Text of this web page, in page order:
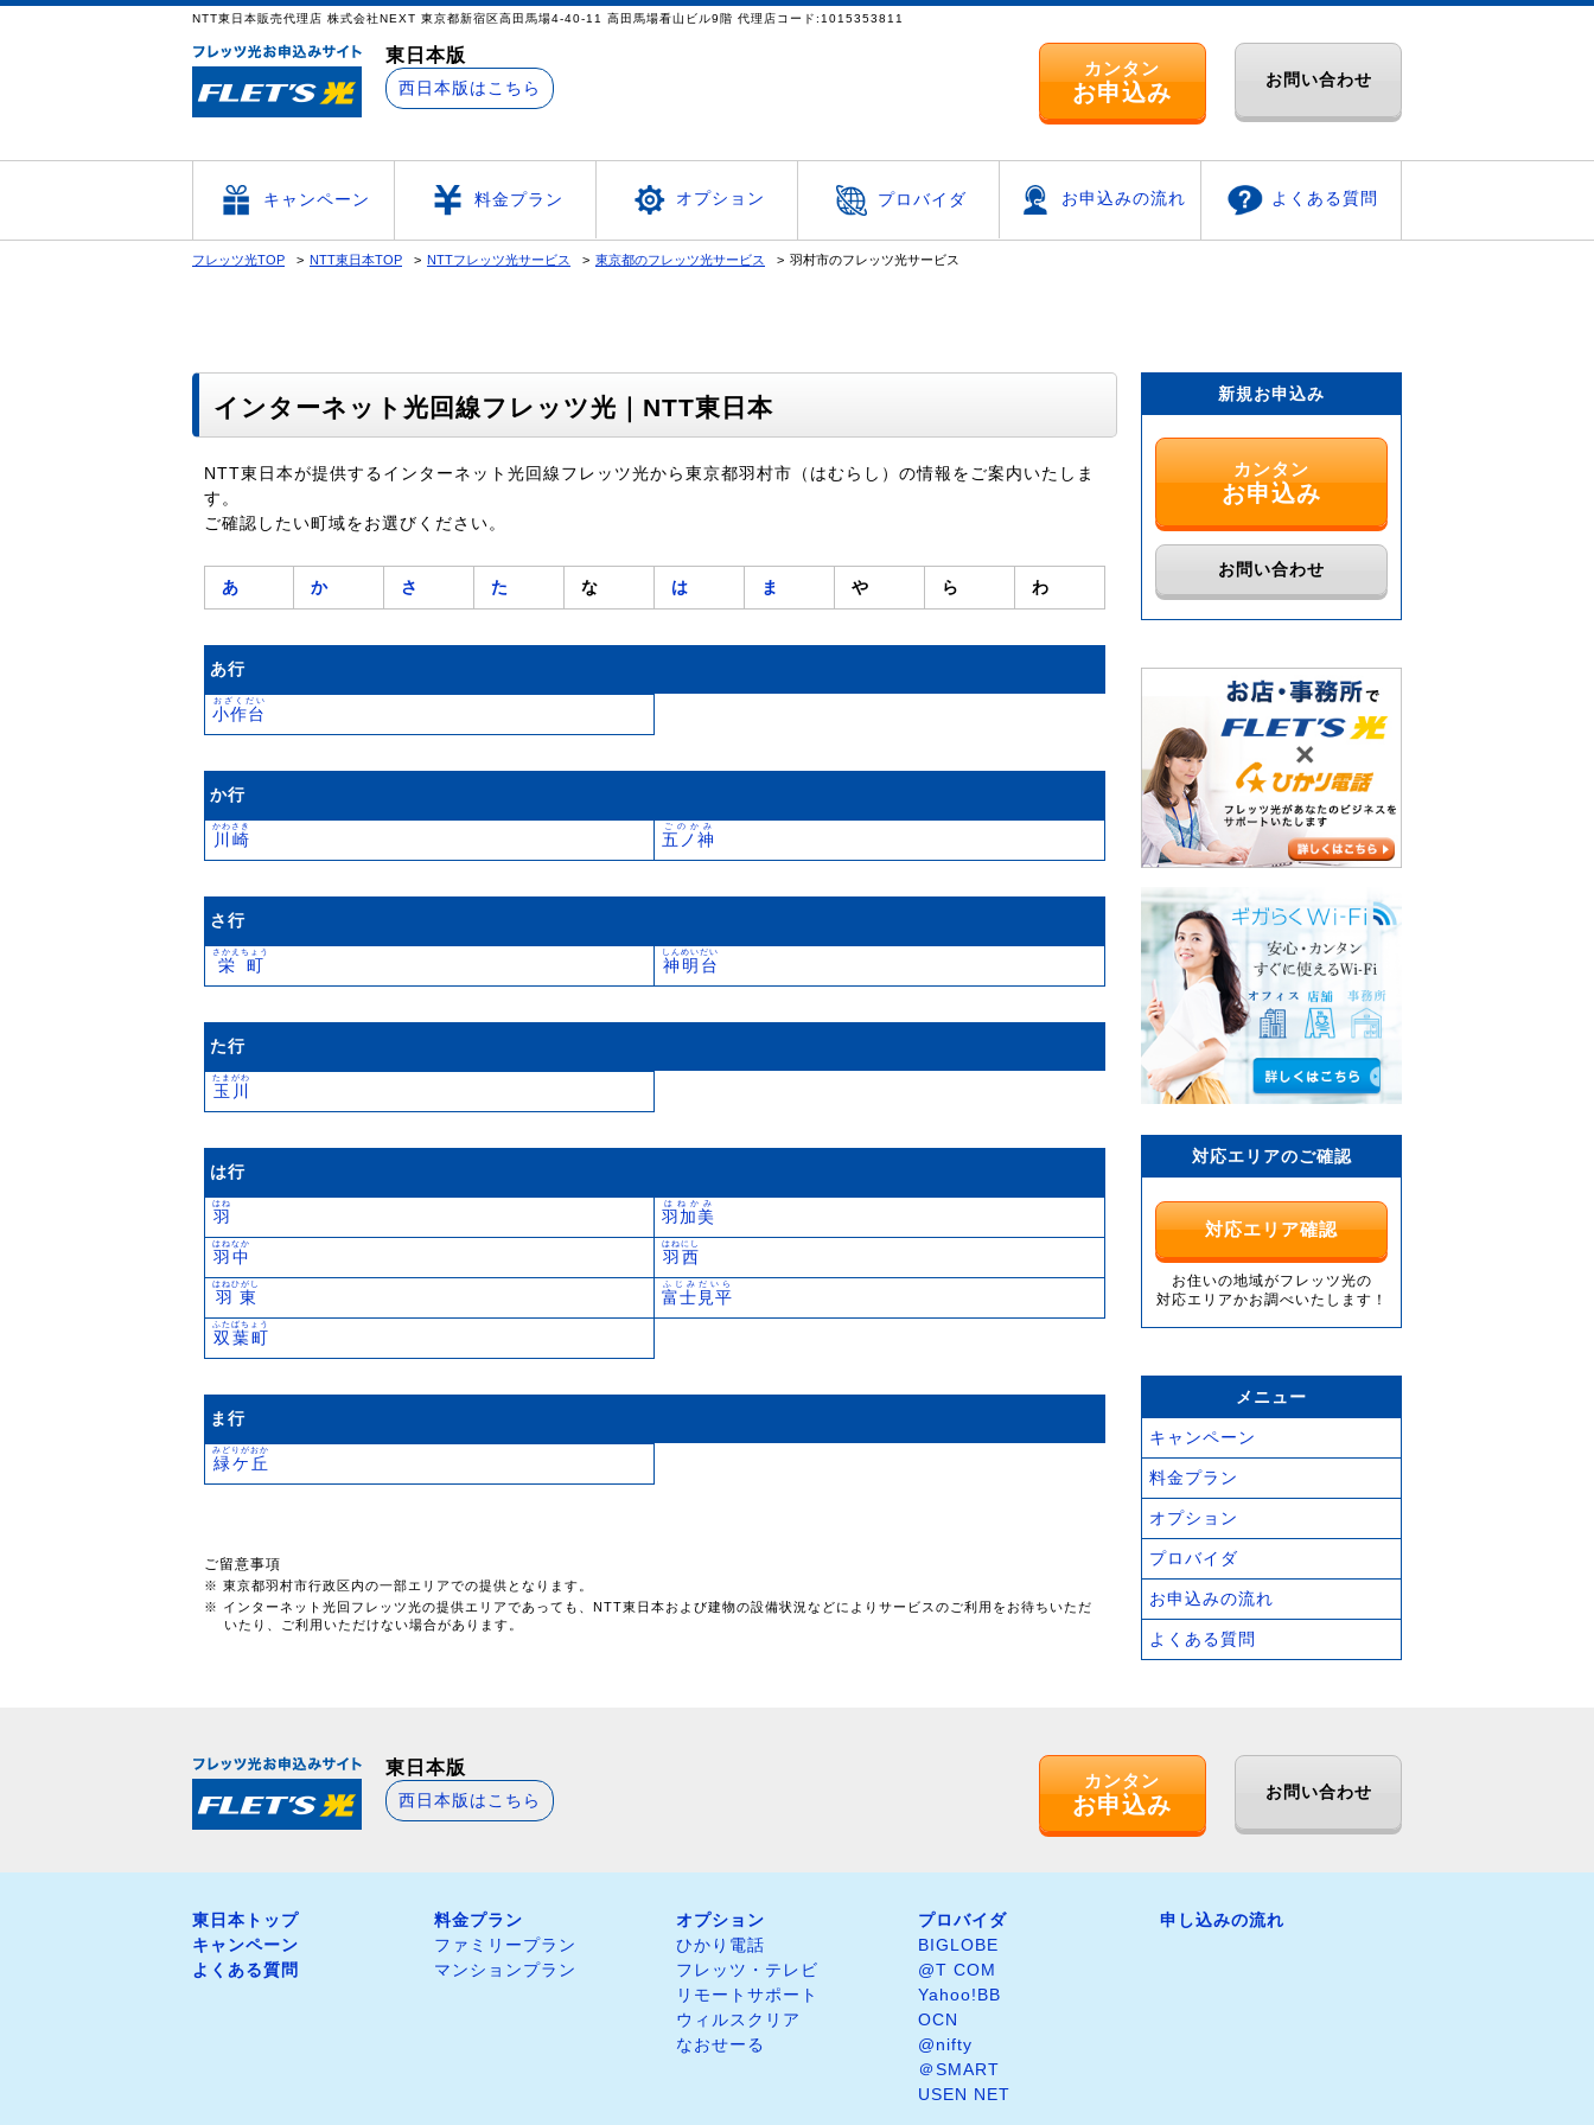
NTT東日本販売代理店 株式会社NEXT 東京都新宿区高田馬場4-40-11 高田馬場看山ビル9階 代理店コード:1015353811
東日本版
西日本版はこちら
カンタン
お申込み お問い合わせ
キャンペーン 料金プラン オプション プロバイダ お申込みの流れ よくある質問
フレッツ光TOP NTT東日本TOP NTTフレッツ光サービス 東京都のフレッツ光サービス 羽村市のフレッツ光サービス
インターネット光回線フレッツ光｜NTT東日本
NTT東日本が提供するインターネット光回線フレッツ光から東京都羽村市（はむらし）の情報をご案内いたしま
す。
ご確認したい町域をお選びください。
あ か さ た な は ま や ら わ
あ行
小作台
おざくだい
か行
川崎
かわさき
五ノ神
ごのかみ
さ行
栄町
さかえちょう
神明台
しんめいだい
た行
玉川
たまがわ
は行
羽
はね
羽加美
はねかみ
羽中
はねなか
羽西
はねにし
羽東
はねひがし
富士見平
ふじみだいら
双葉町
ふたばちょう
ま行
緑ケ丘
みどりがおか
ご留意事項
※ 東京都羽村市行政区内の一部エリアでの提供となります。
※ インターネット光回フレッツ光の提供エリアであっても、NTT東日本および建物の設備状況などによりサービスのご利用をお待ちいただ
いたり、ご利用いただけない場合があります。
新規お申込み
カンタン
お申込み
お問い合わせ
対応エリアのご確認
対応エリア確認
お住いの地域がフレッツ光の
対応エリアかお調べいたします！
メニュー
キャンペーン
料金プラン
オプション
プロバイダ
お申込みの流れ
よくある質問
東日本版
西日本版はこちら
カンタン
お申込み お問い合わせ
東日本トップ
キャンペーン
よくある質問
料金プラン
ファミリープラン
マンションプラン
オプション
ひかり電話
フレッツ・テレビ
リモートサポート
ウィルスクリア
なおせーる
プロバイダ
BIGLOBE
@T COM
Yahoo!BB
OCN
@nifty
＠SMART
USEN NET
申し込みの流れ